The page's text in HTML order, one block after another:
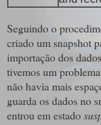
Seguindo o
criado um snapshot
importação dos
tivemos um
não havia mais
guarda os dados no
entrou em estado